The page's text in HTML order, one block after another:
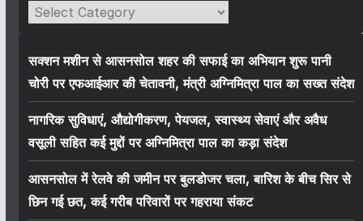
Categories
सक्शन मशीन से आसनसोल शहर की सफाई का अभियान शुरू पानी
चोरी पर एफआईआर की चेतावनी, मंत्री अग्निमित्रा पाल का सख्त संदेश
नागरिक सुविधाएं, औद्योगीकरण, पेयजल, स्वास्थ्य सेवाएं और अवैध
वसूली सहित कई मुद्दों पर अग्निमित्रा पाल का कड़ा संदेश
आसनसोल में रेलवे की जमीन पर बुलडोजर चला, बारिश के बीच सिर से
छिन गई छत, कई गरीब परिवारों पर गहराया संकट